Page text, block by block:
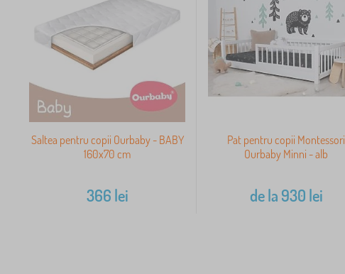
Saltea pentru copii Ourbaby - BABY
160x70 cm
366 lei
Pat pentru copii Montessori
Ourbaby Minni - alb
de la 930 lei